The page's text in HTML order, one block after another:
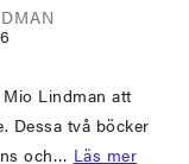
Lindman att
Dessa två böcker
och… Läs mer